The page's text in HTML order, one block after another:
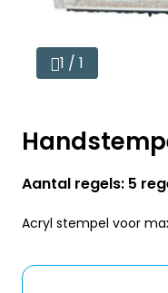
1 / 1
Aantal regels: 5
Acryl stempel voor